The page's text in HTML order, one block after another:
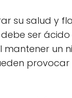
su salud y
ser
un